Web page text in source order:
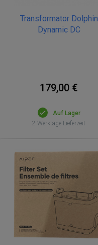
Transformator Dolphin
Dynamic DC
179,00 €
Auf Lager
2 Werktage Lieferzeit